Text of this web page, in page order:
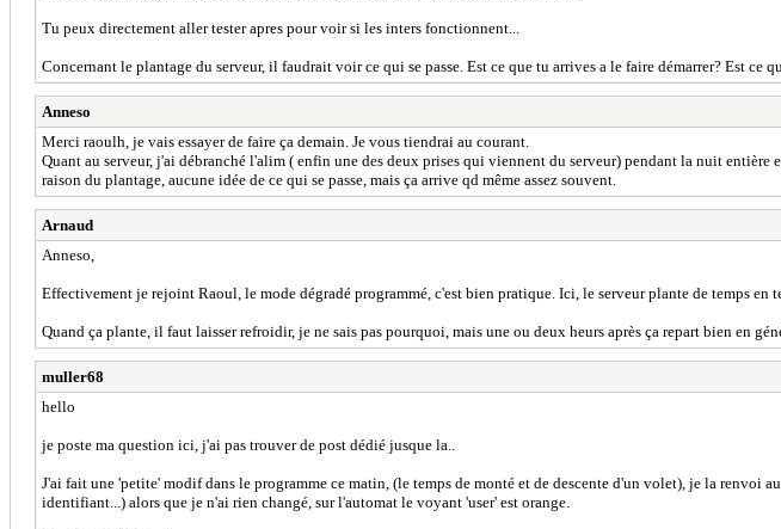
Tu peux directement aller tester apres pour voir si les inters fonctionnent...
Concernant le plantage du serveur, il faudrait voir ce qui se passe. Est ce que tu arrives a le faire démarrer? Est ce
Anneso
Merci raoulh, je vais essayer de faire ça demain. Je vous tiendrai au courant.
Quant au serveur, j'ai débranché l'alim ( enfin une des deux prises qui viennent du serveur) pendant la nuit
raison du plantage, aucune idée de ce qui se passe, mais ça arrive qd même assez souvent.
Arnaud
Anneso,
Effectivement je rejoint Raoul, le mode dégradé programmé, c'est bien pratique. Ici, le serveur plante de temps en
Quand ça plante, il faut laisser refroidir, je ne sais pas pourquoi, mais une ou deux heurs après ça repart bien en
muller68
hello
je poste ma question ici, j'ai pas trouver de post dédié jusque la..
J'ai fait une 'petite' modif dans le programme ce matin, (le temps de monté et de descente d'un volet), je la
identifiant...) alors que je n'ai rien changé, sur l'automat le voyant 'user' est orange.